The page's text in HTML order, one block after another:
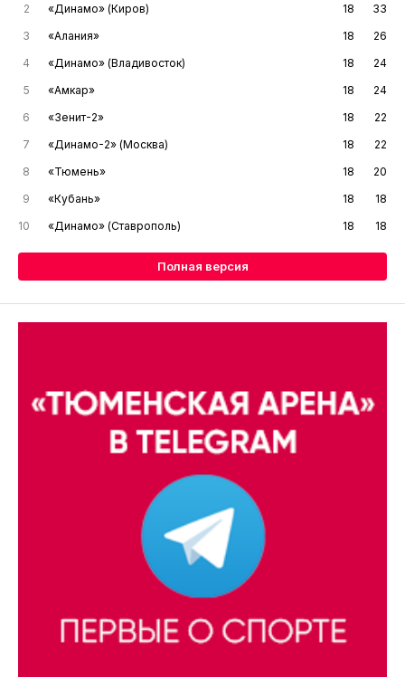
2
«Динамо» (Киров) 18
33
3
«Алания» 18
26
4
«Динамо» (Владивосток) 18
24
5
«Амкар» 18
24
6
«Зенит-2» 18
22
7
«Динамо-2» (Москва) 18
22
8
«Тюмень» 18
20
9
«Кубань» 18
18
10
«Динамо» (Ставрополь) 18 18
Полная версия